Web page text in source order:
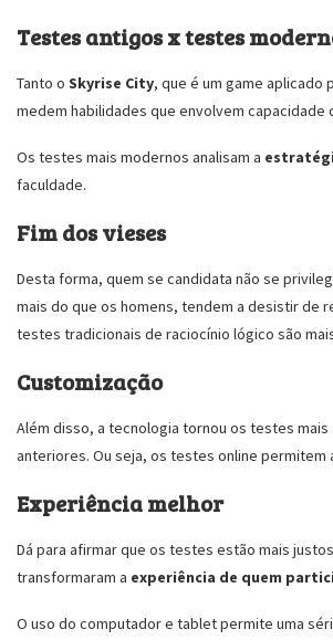
Testes antigos x testes
Tanto o Skyrise City, que é um game
medem habilidades que envolvem
Os testes mais modernos analisam a
faculdade.
Fim dos vieses
Desta forma, quem se candidata não se
mais do que os homens, tendem a desistir de
testes tradicionais de raciocínio lógico são
Customização
Além disso, a tecnologia tornou os testes
anteriores. Ou seja, os testes online permitem
Experiência melhor
Dá para afirmar que os testes estão mais
transformaram a experiência de quem
O uso do computador e tablet permite uma